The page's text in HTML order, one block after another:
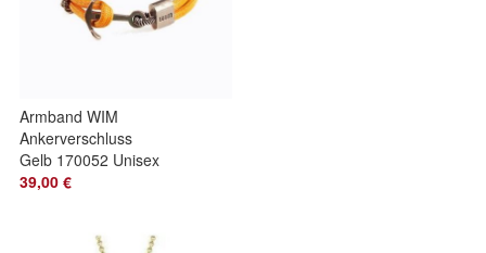
Armband WIM
Ankerverschluss
Gelb 170052 Unisex
17CM
39,00 €